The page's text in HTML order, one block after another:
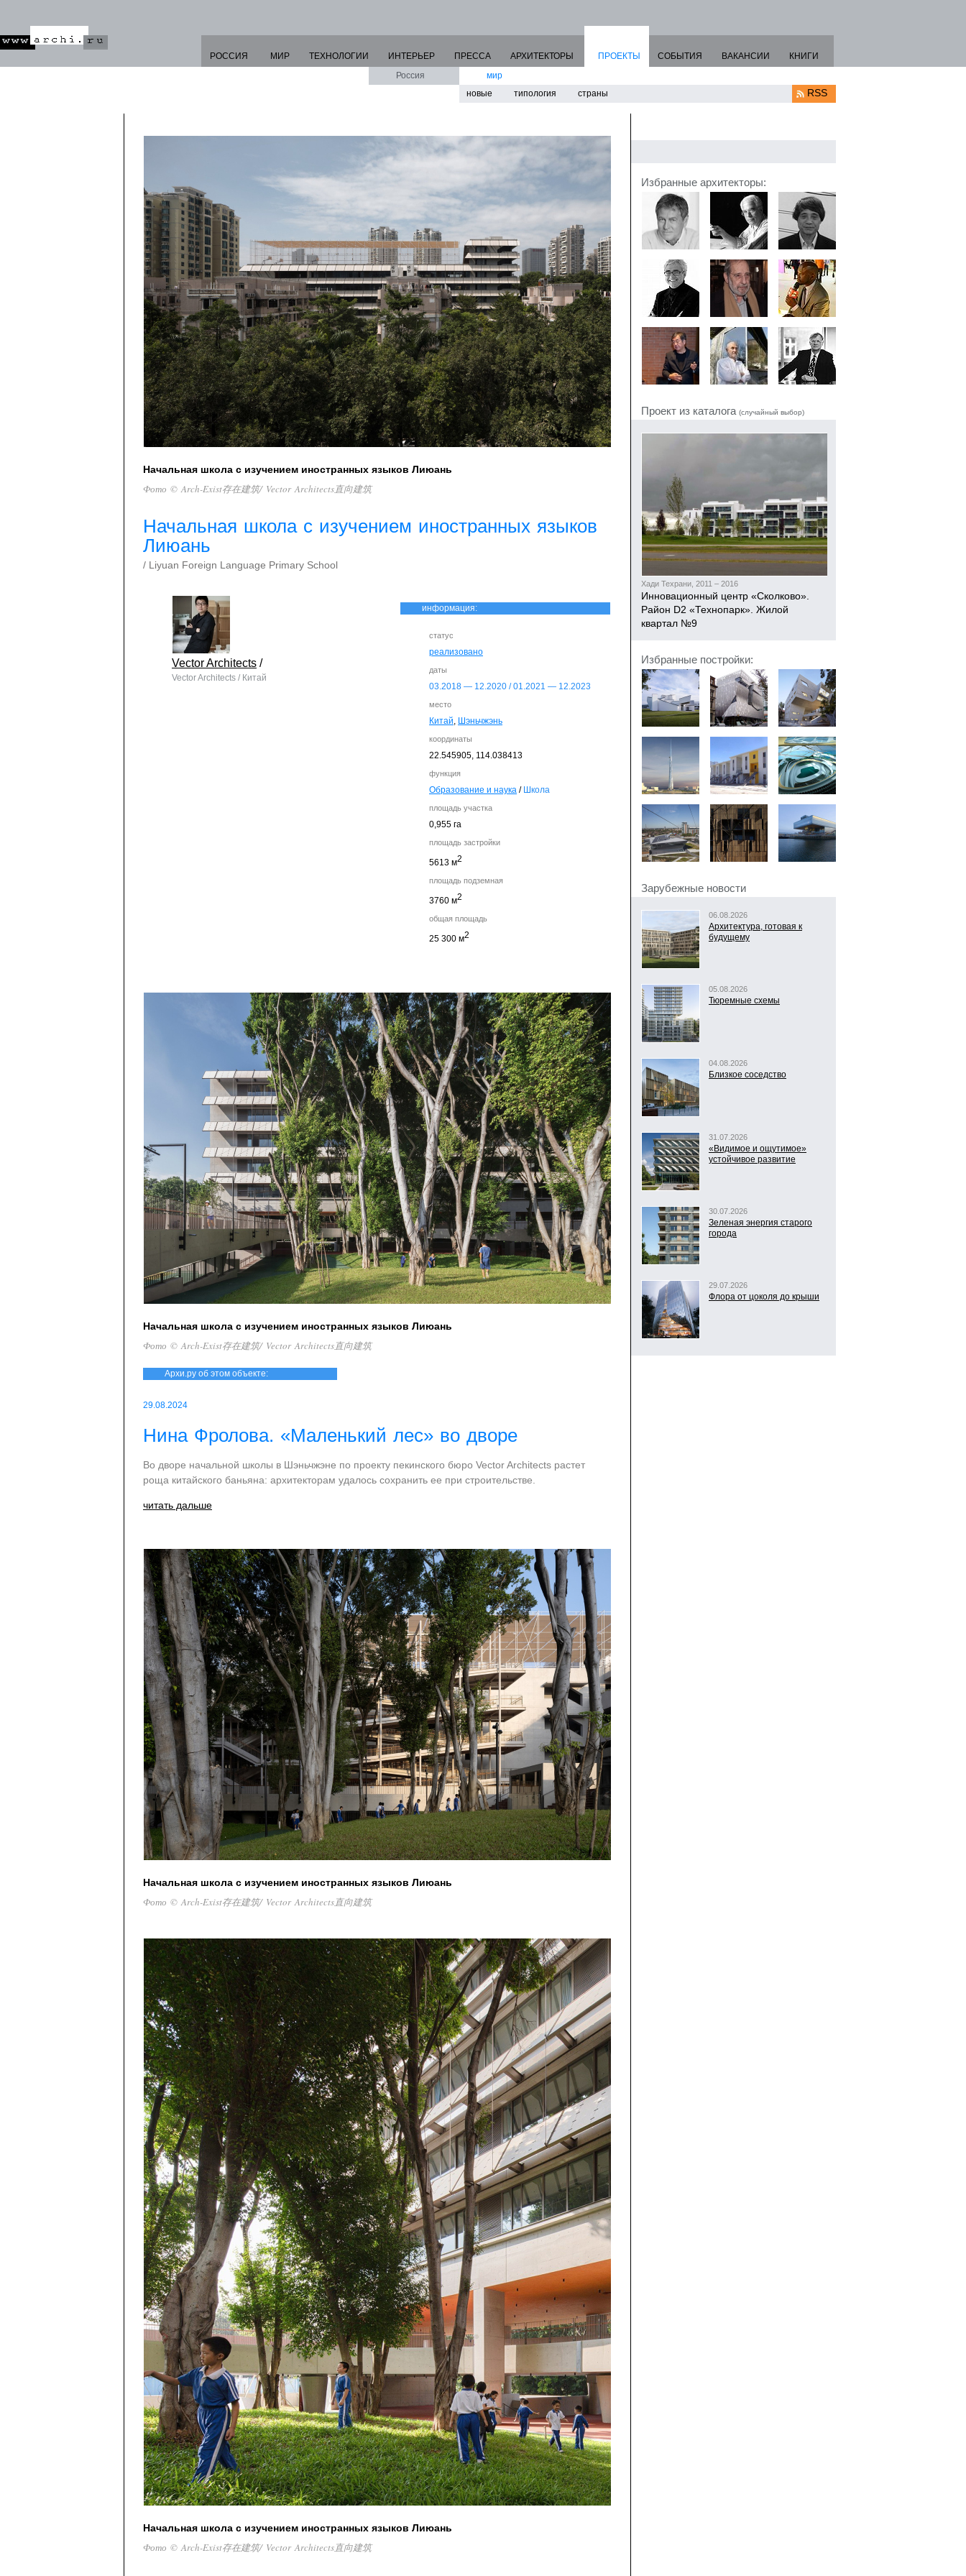
РОССИЯ МИР ТЕХНОЛОГИИ ИНТЕРЬЕР ПРЕССА АРХИТЕКТОРЫ
ПРОЕКТЫ
Россия
мир
новые
типология страны
СОБЫТИЯ ВАКАНСИИ КНИГИ
RSS
Начальная школа с изучением иностранных языков Лиюань
Фото © Arch-Exist存在建筑/ Vector Architects直向建筑
Начальная школа с изучением иностранных языков
Лиюань
/ Liyuan Foreign Language Primary School
информация:
статус
реализовано
даты
03.2018 — 12.2020 / 01.2021 — 12.2023
место
Китай, Шэньчжэнь
координаты
22.545905, 114.038413
функция
Образование и наука / Школа
площадь участка
0,955 га
площадь застройки
5613 м2
площадь подземная
3760 м2
общая площадь
25 300 м2
Vector Architects /
Vector Architects / Китай
Начальная школа с изучением иностранных языков Лиюань
Фото © Arch-Exist存在建筑/ Vector Architects直向建筑
Архи.ру об этом объекте:
29.08.2024
Нина Фролова. «Маленький лес» во дворе
Во дворе начальной школы в Шэньчжэне по проекту пекинского бюро Vector Architects растет
роща китайского баньяна: архитекторам удалось сохранить ее при строительстве.
читать дальше
Начальная школа с изучением иностранных языков Лиюань
Фото © Arch-Exist存在建筑/ Vector Architects直向建筑
Начальная школа с изучением иностранных языков Лиюань
Фото © Arch-Exist存在建筑/ Vector Architects直向建筑
Избранные архитекторы:
Проект из каталога (случайный выбор)
Хади Техрани, 2011 – 2016
Инновационный центр «Сколково».
Район D2 «Технопарк». Жилой
квартал №9
Избранные постройки:
Зарубежные новости
06.08.2026
Архитектура, готовая к
будущему
05.08.2026
Тюремные схемы
04.08.2026
Близкое соседство
31.07.2026
«Видимое и ощутимое»
устойчивое развитие
30.07.2026
Зеленая энергия старого
города
29.07.2026
Флора от цоколя до крыши